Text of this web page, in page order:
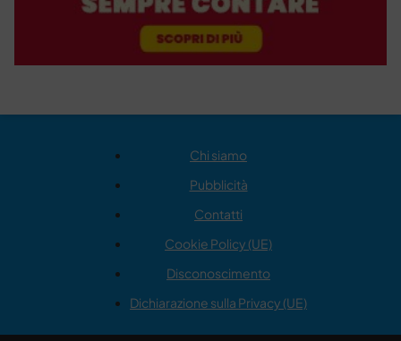
Chi siamo
Pubblicità
Contatti
Cookie Policy (UE)
Disconoscimento
Dichiarazione sulla Privacy (UE)